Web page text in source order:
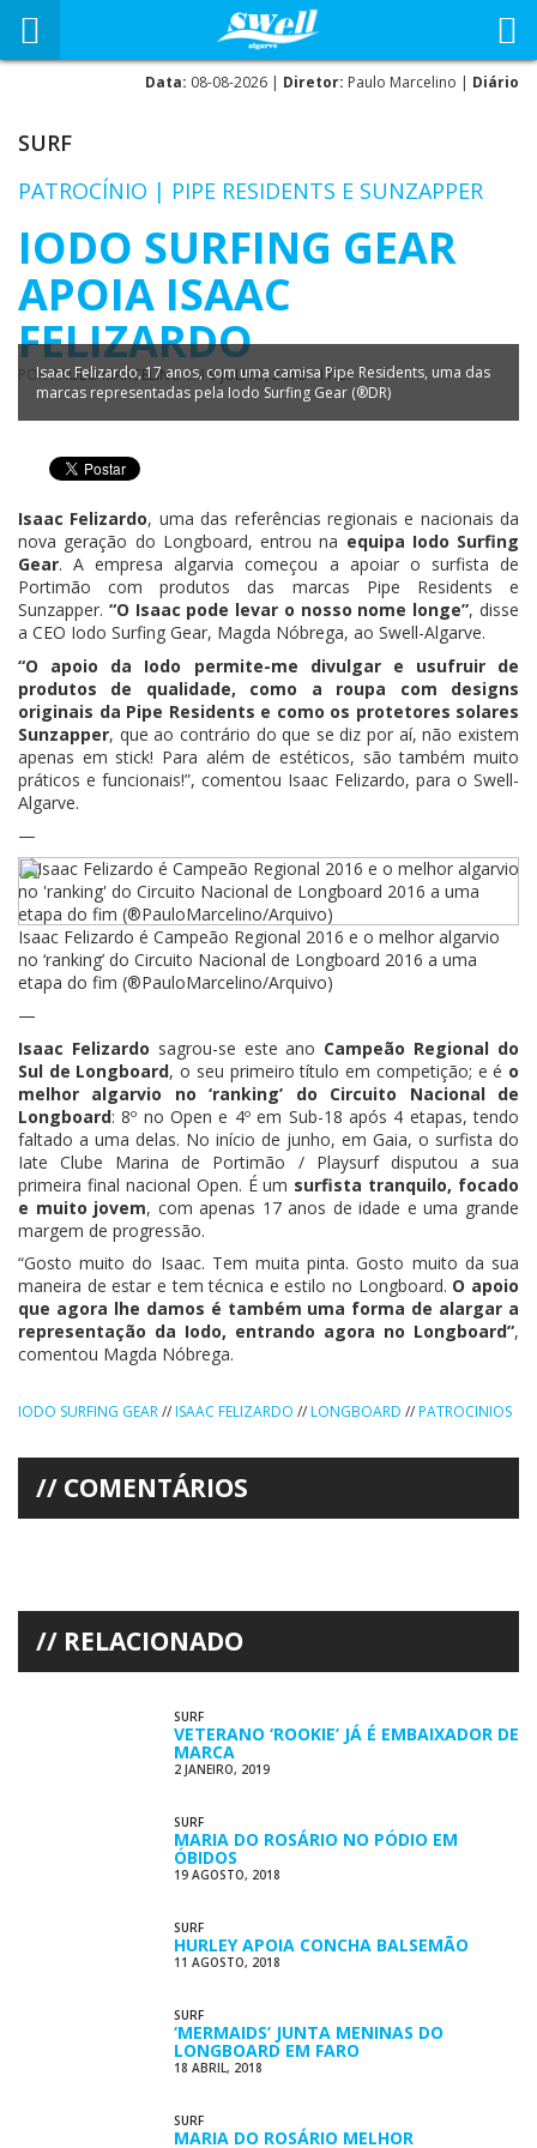
Data: 08-08-2026 | Diretor: Paulo Marcelino | Diário
SURF
PATROCÍNIO | PIPE RESIDENTS E SUNZAPPER
IODO SURFING GEAR
APOIA ISAAC
FELIZARDO
PORPAULO MARCELINOEM9 JULHO, 2016 - 17:27
Isaac Felizardo, 17 anos, com uma camisa Pipe Residents, uma das
marcas representadas pela Iodo Surfing Gear (®DR)
Isaac Felizardo, uma das referências regionais e nacionais da
nova geração do Longboard, entrou na equipa Iodo Surfing
Gear. A empresa algarvia começou a apoiar o surfista de
Portimão com produtos das marcas Pipe Residents e
Sunzapper. “O Isaac pode levar o nosso nome longe”, disse
a CEO Iodo Surfing Gear, Magda Nóbrega, ao Swell-Algarve.
“O apoio da Iodo permite-me divulgar e usufruir de
produtos de qualidade, como a roupa com designs
originais da Pipe Residents e como os protetores solares
Sunzapper, que ao contrário do que se diz por aí, não existem
apenas em stick! Para além de estéticos, são também muito
práticos e funcionais!”, comentou Isaac Felizardo, para o Swell-
Algarve.
—
Isaac Felizardo é Campeão Regional 2016 e o melhor algarvio
no ‘ranking’ do Circuito Nacional de Longboard 2016 a uma
etapa do fim (®PauloMarcelino/Arquivo)
—
Isaac Felizardo sagrou-se este ano Campeão Regional do
Sul de Longboard, o seu primeiro título em competição; e é o
melhor algarvio no ‘ranking’ do Circuito Nacional de
Longboard: 8º no Open e 4º em Sub-18 após 4 etapas, tendo
faltado a uma delas. No início de junho, em Gaia, o surfista do
Iate Clube Marina de Portimão / Playsurf disputou a sua
primeira final nacional Open. É um surfista tranquilo, focado
e muito jovem, com apenas 17 anos de idade e uma grande
margem de progressão.
“Gosto muito do Isaac. Tem muita pinta. Gosto muito da sua
maneira de estar e tem técnica e estilo no Longboard. O apoio
que agora lhe damos é também uma forma de alargar a
representação da Iodo, entrando agora no Longboard”,
comentou Magda Nóbrega.
IODO SURFING GEAR//ISAAC FELIZARDO //LONGBOARD //PATROCINIOS
COMENTÁRIOS
RELACIONADO
SURF
VETERANO ‘ROOKIE’ JÁ É EMBAIXADOR DE
MARCA
2 JANEIRO, 2019
SURF
MARIA DO ROSÁRIO NO PÓDIO EM
ÓBIDOS
19 AGOSTO, 2018
SURF
HURLEY APOIA CONCHA BALSEMÃO
11 AGOSTO, 2018
SURF
‘MERMAIDS’ JUNTA MENINAS DO
LONGBOARD EM FARO
18 ABRIL, 2018
SURF
MARIA DO ROSÁRIO MELHOR